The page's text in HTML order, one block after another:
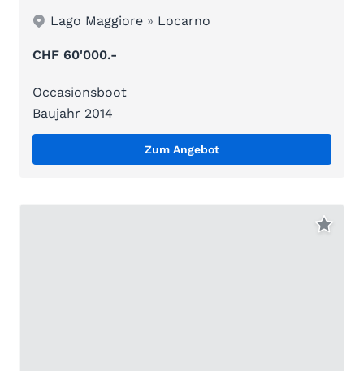
Lago Maggiore » Locarno
CHF 60'000.-
Occasionsboot
Baujahr 2014
Zum Angebot